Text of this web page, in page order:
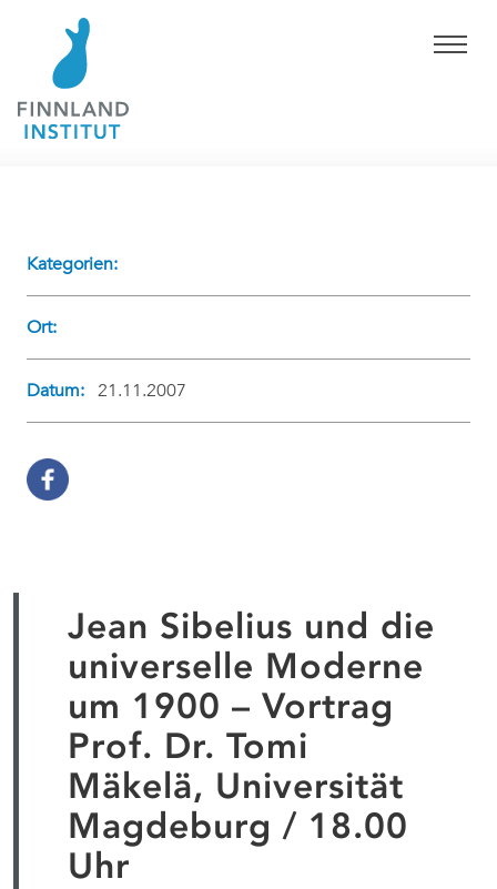
Kategorien:
Ort:
Datum: 21.11.2007
Jean Sibelius und die
universelle Moderne
um 1900 – Vortrag
Prof. Dr. Tomi
Mäkelä, Universität
Magdeburg / 18.00
Uhr